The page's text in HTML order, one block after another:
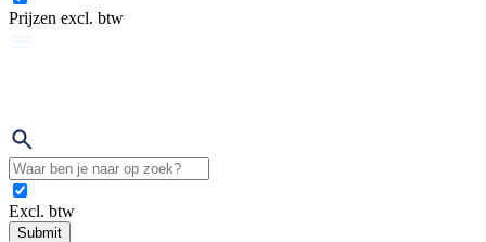
Prijzen excl. btw
Excl. btw
Submit